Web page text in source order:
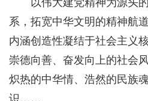
以伟大建党精神为源头
系，拓宽中华文明的精神航
内涵创造性凝结于社会主义
崇德向善、奋发向上的社会
炽热的中华情、浩然的民族